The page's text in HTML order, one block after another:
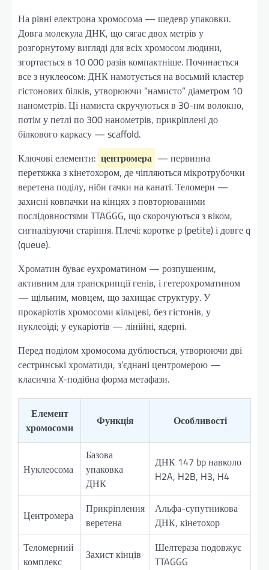
На рівні електрона хромосома — шедевр упаковки.
Довга молекула ДНК, що сягає двох метрів у
розгорнутому вигляді для всіх хромосом людини,
згортається в 10 000 разів компактніше. Починається
все з нуклеосом: ДНК намотується на восьмий кластер
гістонових білків, утворюючи “намисто” діаметром 10
нанометрів. Ці намиста скручуються в 30-нм волокно,
потім у петлі по 300 нанометрів, прикріплені до
білкового каркасу — scaffold.
Ключові елементи: центромера — первинна
перетяжка з кінетохором, де чіпляються мікротрубочки
веретена поділу, ніби гачки на канаті. Теломери —
захисні ковпачки на кінцях з повторюваними
послідовностями TTAGGG, що скорочуються з віком,
сигналізуючи старіння. Плечі: коротке p (petite) і довге q
(queue).
Хроматин буває еухроматином — розпушеним,
активним для транскрипції генів, і гетерохроматином
— щільним, мовцем, що захищає структуру. У
прокаріотів хромосоми кільцеві, без гістонів, у
нуклеоїді; у еукаріотів — лінійні, ядерні.
Перед поділом хромосома дублюється, утворюючи дві
сестринські хроматиди, з’єднані центромерою —
класична X-подібна форма метафази.
Елемент
хромосоми
Функція Особливості
Нуклеосома
Базова
упаковка
ДНК
ДНК 147 bp навколо
H2A, H2B, H3, H4
Центромера
Прикріплення
веретена
Альфа-супутникова
ДНК, кінетохор
Теломерний
комплекс
Захист кінців
Шелтераза подовжує
TTAGGG